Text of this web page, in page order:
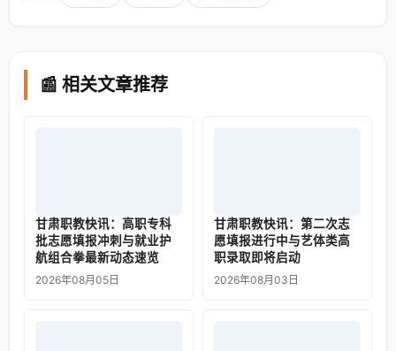
📰 相关文章推荐
甘肃职教快讯：高职专科
批志愿填报冲刺与就业护
航组合拳最新动态速览
2026年08月05日
甘肃职教快讯：第二次志
愿填报进行中与艺体类高
职录取即将启动
2026年08月03日